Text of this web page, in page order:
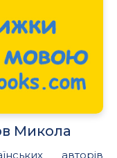
Микола
авторів